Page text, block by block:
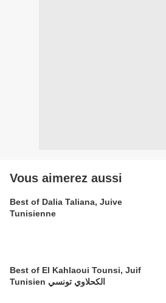
Vous aimerez aussi
Best of Dalia Taliana, Juive
Tunisienne
Best of El Kahlaoui Tounsi, Juif
Tunisien الكحلاوي تونسي